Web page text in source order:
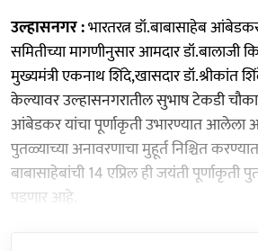
उल्हासनगर :भारतरत्न डॉ.बाबासाहेब
समितीच्या मागणीनुसार आमदार डॉ.बालाजी
मुख्यमंत्री एकनाथ शिंदे,खासदार डॉ.श्रीकांत
केल्यावर उल्हासनगरातील सुभाष टेकडी
आंबेडकर यांचा पूर्णाकृती उभारण्यात आलेला
पुतळ्याच्या अनावरणाचा मुहूर्त निश्चित
बाबासाहेबांची 14 एप्रिल ही जयंती पूर्णाकृती
पडणार आहे.